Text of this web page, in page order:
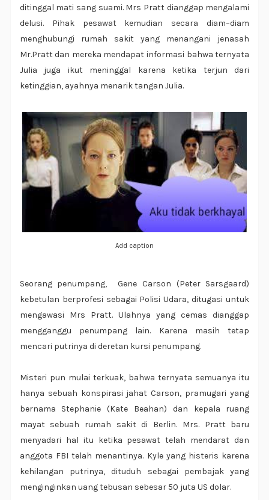
ditinggal mati sang suami. Mrs Pratt dianggap mengalami
delusi. Pihak pesawat kemudian secara diam–diam
menghubungi rumah sakit yang menangani jenasah
Mr.Pratt dan mereka mendapat informasi bahwa ternyata
Julia juga ikut meninggal karena ketika terjun dari
ketinggian, ayahnya menarik tangan Julia.
Add caption
Seorang penumpang, Gene Carson (Peter Sarsgaard)
kebetulan berprofesi sebagai Polisi Udara, ditugasi untuk
mengawasi Mrs Pratt. Ulahnya yang cemas dianggap
mengganggu penumpang lain. Karena masih tetap
mencari putrinya di deretan kursi penumpang.
Misteri pun mulai terkuak, bahwa ternyata semuanya itu
hanya sebuah konspirasi jahat Carson, pramugari yang
bernama Stephanie (Kate Beahan) dan kepala ruang
mayat sebuah rumah sakit di Berlin. Mrs. Pratt baru
menyadari hal itu ketika pesawat telah mendarat dan
anggota FBI telah menantinya. Kyle yang histeris karena
kehilangan putrinya, dituduh sebagai pembajak yang
menginginkan uang tebusan sebesar 50 juta US dolar.